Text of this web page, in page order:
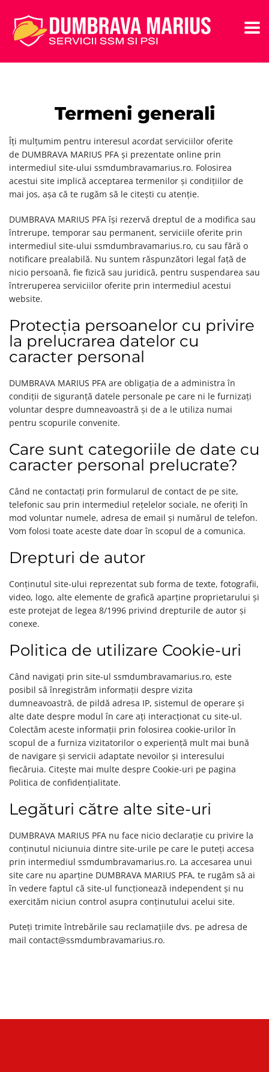
Termeni generali
Îți mulțumim pentru interesul acordat serviciilor oferite
de DUMBRAVA MARIUS PFA și prezentate online prin
intermediul site-ului ssmdumbravamarius.ro. Folosirea
acestui site implică acceptarea termenilor și condițiilor de
mai jos, așa că te rugăm să le citești cu atenție.
DUMBRAVA MARIUS PFA își rezervă dreptul de a modifica sau
întrerupe, temporar sau permanent, serviciile oferite prin
intermediul site-ului ssmdumbravamarius.ro, cu sau fără o
notificare prealabilă. Nu suntem răspunzători legal față de
nicio persoană, fie fizică sau juridică, pentru suspendarea sau
întreruperea serviciilor oferite prin intermediul acestui
website.
Protecția persoanelor cu privire
la prelucrarea datelor cu
caracter personal
DUMBRAVA MARIUS PFA are obligația de a administra în
condiții de siguranță datele personale pe care ni le furnizați
voluntar despre dumneavoastră și de a le utiliza numai
pentru scopurile convenite.
Care sunt categoriile de date cu
caracter personal prelucrate?
Când ne contactați prin formularul de contact de pe site,
telefonic sau prin intermediul rețelelor sociale, ne oferiți în
mod voluntar numele, adresa de email și numărul de telefon.
Vom folosi toate aceste date doar în scopul de a comunica.
Drepturi de autor
Conținutul site-ului reprezentat sub forma de texte, fotografii,
video, logo, alte elemente de grafică aparține proprietarului și
este protejat de legea 8/1996 privind drepturile de autor și
conexe.
Politica de utilizare Cookie-uri
Când navigați prin site-ul ssmdumbravamarius.ro, este
posibil să înregistrăm informații despre vizita
dumneavoastră, de pildă adresa IP, sistemul de operare și
alte date despre modul în care ați interacționat cu site-ul.
Colectăm aceste informații prin folosirea cookie-urilor în
scopul de a furniza vizitatorilor o experiență mult mai bună
de navigare și servicii adaptate nevoilor și interesului
fiecăruia. Citește mai multe despre Cookie-uri pe pagina
Politica de confidențialitate.
Legături către alte site-uri
DUMBRAVA MARIUS PFA nu face nicio declarație cu privire la
conținutul niciunuia dintre site-urile pe care le puteți accesa
prin intermediul ssmdumbravamarius.ro. La accesarea unui
site care nu aparține DUMBRAVA MARIUS PFA, te rugăm să ai
în vedere faptul că site-ul funcționează independent și nu
exercităm niciun control asupra conținutului acelui site.
Puteți trimite întrebările sau reclamațiile dvs. pe adresa de
mail contact@ssmdumbravamarius.ro.